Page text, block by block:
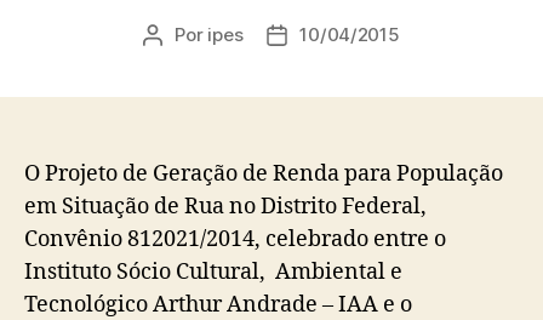
Autor
Por ipes
Data10/04/2015
O Projeto de Geração de Renda para População
em Situação de Rua no Distrito Federal,
Convênio 812021/2014, celebrado entre o
Instituto Sócio Cultural, Ambiental e
Tecnológico Arthur Andrade – IAA e o